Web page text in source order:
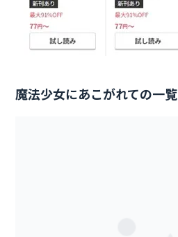
魔法少女にあこがれての一覧